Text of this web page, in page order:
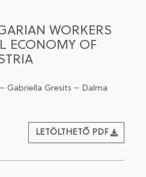
WORKERS
ECONOMY OF
Gabriella Gresits – Dalma
LETÖLTHETŐ PDF